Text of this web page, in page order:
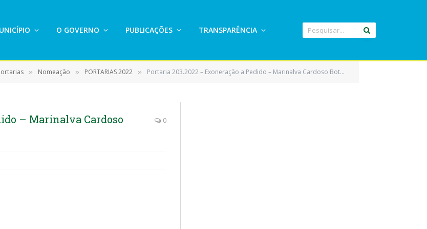
O GOVERNO PUBLICAÇÕES TRANSPARÊNCIA
» Nomeação » PORTARIAS 2022 » Portaria 203.2022 – Exoneração a Pedido – Marinalva Cardoso Botelho
– Marinalva Cardoso
0